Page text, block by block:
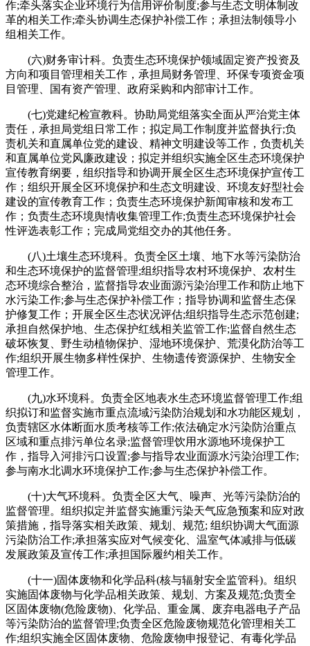
作;牵头落实企业环境行为信用评价制度;参与生态文明体制改
革的相关工作;牵头协调生态保护补偿工作；承担法制领导小
组相关工作。
(六)财务审计科。负责生态环境保护领域固定资产投资及
方向和项目管理相关工作，承担局财务管理、环保专项资金项
目管理、国有资产管理、政府采购和内部审计工作。
(七)党建纪检宣教科。协助局党组落实全面从严治党主体
责任，承担局党组日常工作；拟定局工作制度并监督执行;负
责机关和直属单位党的建设、精神文明建设等工作，负责机关
和直属单位党风廉政建设；拟定并组织实施全区生态环境保护
宣传教育纲要，组织指导和协调开展全区生态环境保护宣传工
作；组织开展全区环境保护和生态文明建设、环境友好型社会
建设的宣传教育工作；负责生态环境保护新闻审核和发布工
作；负责生态环境舆情收集管理工作;负责生态环境保护社会
性评选表彰工作；完成局党组交办的其他任务。
(八)土壤生态环境科。负责全区土壤、地下水等污染防治
和生态环境保护的监督管理;组织指导农村环境保护、农村生
态环境综合整治，监督指导农业面源污染治理工作和防止地下
水污染工作;参与生态保护补偿工作；指导协调和监督生态保
护修复工作；开展全区生态状况评估;组织指导生态示范创建;
承担自然保护地、生态保护红线相关监管工作;监督自然生态
破坏恢复、野生动植物保护、湿地环境保护、荒漠化防治等工
作;组织开展生物多样性保护、生物遗传资源保护、生物安全
管理工作。
(九)水环境科。负责全区地表水生态环境监督管理工作;组
织拟订和监督实施市重点流域污染防治规划和水功能区规划，
负责辖区水体断面水质考核等工作;依法确定水污染防治重点
区域和重点排污单位名录;监督管理饮用水源地环境保护工
作，指导入河排污口设置;参与指导农业面源水污染治理工作;
参与南水北调水环境保护工作;参与生态保护补偿工作。
(十)大气环境科。负责全区大气、噪声、光等污染防治的
监督管理。组织拟定并监督实施重污染天气应急预案和应对政
策措施，指导落实相关政策、规划、规范; 组织协调大气面源
污染防治工作;承担落实应对气候变化、温室气体减排与低碳
发展政策及宣传工作;承担国际履约相关工作。
(十一)固体废物和化学品科(核与辐射安全监管科)。组织
实施固体废物与化学品相关政策、规划、方案及规范;负责全
区固体废物(危险废物)、化学品、重金属、废弃电器电子产品
等污染防治的监督管理;负责全区危险废物规范化管理相关工
作;组织实施全区固体废物、危险废物申报登记、有毒化学品